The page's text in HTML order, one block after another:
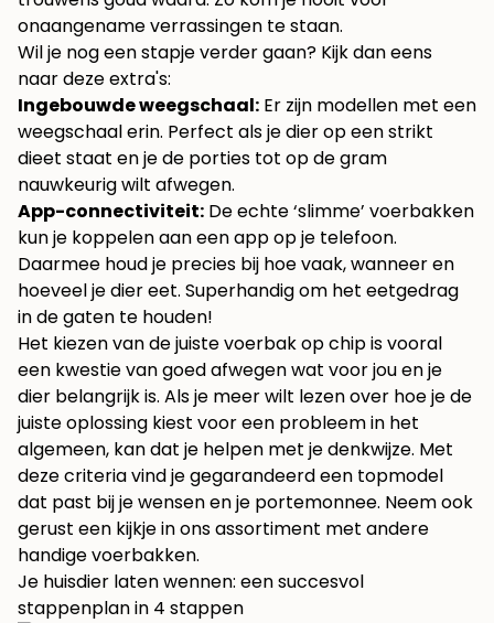
onaangename verrassingen te staan.
Wil je nog een stapje verder gaan? Kijk dan eens
naar deze extra's:
Ingebouwde weegschaal: Er zijn modellen met een
weegschaal erin. Perfect als je dier op een strikt
dieet staat en je de porties tot op de gram
nauwkeurig wilt afwegen.
App-connectiviteit: De echte ‘slimme’ voerbakken
kun je koppelen aan een app op je telefoon.
Daarmee houd je precies bij hoe vaak, wanneer en
hoeveel je dier eet. Superhandig om het eetgedrag
in de gaten te houden!
Het kiezen van de juiste voerbak op chip is vooral
een kwestie van goed afwegen wat voor jou en je
dier belangrijk is. Als je meer wilt lezen over hoe je de
juiste oplossing kiest voor een probleem in het
algemeen, kan dat je helpen met je denkwijze. Met
deze criteria vind je gegarandeerd een topmodel
dat past bij je wensen en je portemonnee. Neem ook
gerust een kijkje in ons assortiment met andere
handigevoerbakken.
Je huisdier laten wennen: een succesvol
stappenplan in 4 stappen